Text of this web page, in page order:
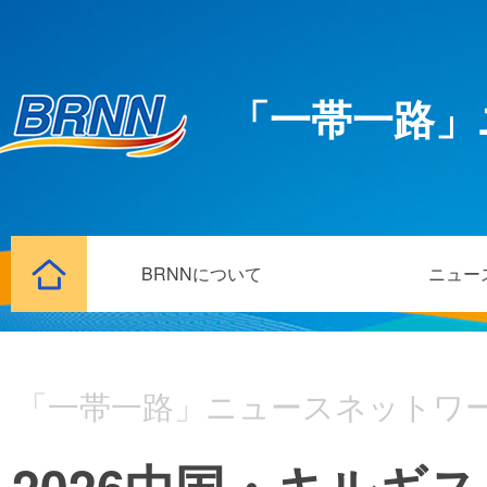
「一帯一路
BRNNについて ニュー
「一帯一路」ニュースネットワ